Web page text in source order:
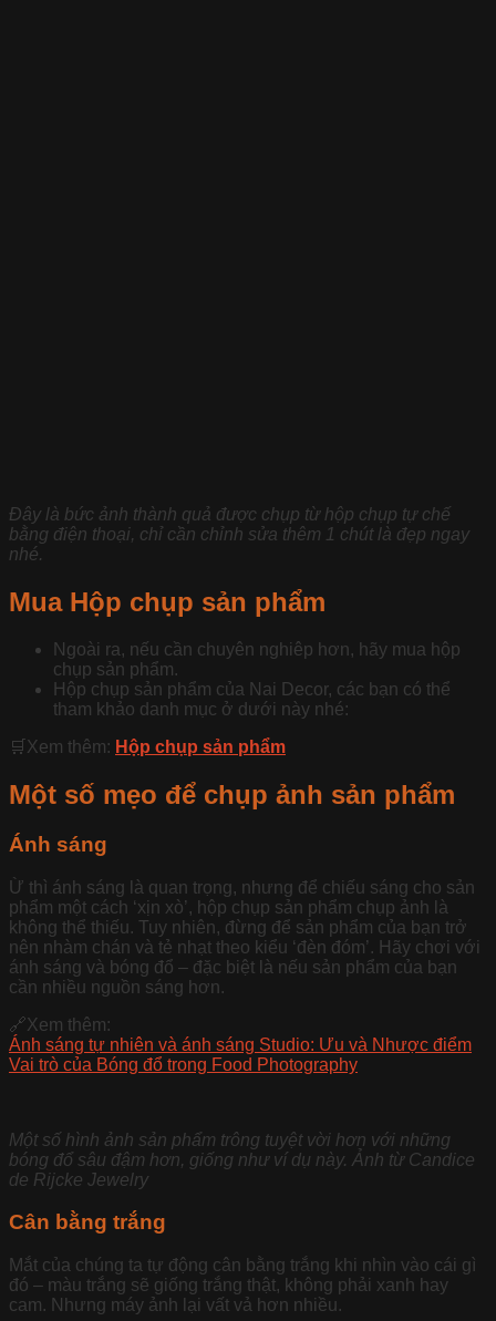
Đây là bức ảnh thành quả được chụp từ hộp chụp tự chế
bằng điện thoại, chỉ cần chỉnh sửa thêm 1 chút là đẹp ngay
nhé.
Mua Hộp chụp sản phẩm
Ngoài ra, nếu cần chuyên nghiêp hơn, hãy mua hộp
chụp sản phẩm.
Hộp chụp sản phẩm của Nai Decor, các bạn có thể
tham khảo danh mục ở dưới này nhé:
🛒Xem thêm: Hộp chụp sản phẩm
Một số mẹo để chụp ảnh sản phẩm
Ánh sáng
Ừ thì ánh sáng là quan trọng, nhưng để chiếu sáng cho sản
phẩm một cách ‘xịn xò’, hộp chụp sản phẩm chụp ảnh là
không thể thiếu. Tuy nhiên, đừng để sản phẩm của bạn trở
nên nhàm chán và tẻ nhạt theo kiểu ‘đèn đóm’. Hãy chơi với
ánh sáng và bóng đổ – đặc biệt là nếu sản phẩm của bạn
cần nhiều nguồn sáng hơn.
🔗Xem thêm:
Ánh sáng tự nhiên và ánh sáng Studio: Ưu và Nhược điểm
Vai trò của Bóng đổ trong Food Photography
Một số hình ảnh sản phẩm trông tuyệt vời hơn với những
bóng đổ sâu đậm hơn, giống như ví dụ này. Ảnh từ Candice
de Rijcke Jewelry
Cân bằng trắng
Mắt của chúng ta tự động cân bằng trắng khi nhìn vào cái gì
đó – màu trắng sẽ giống trắng thật, không phải xanh hay
cam. Nhưng máy ảnh lại vất vả hơn nhiều.